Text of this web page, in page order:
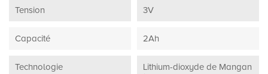
Tension 3V
Capacité 2Ah
Technologie
Lithium-dioxyde de Mangan